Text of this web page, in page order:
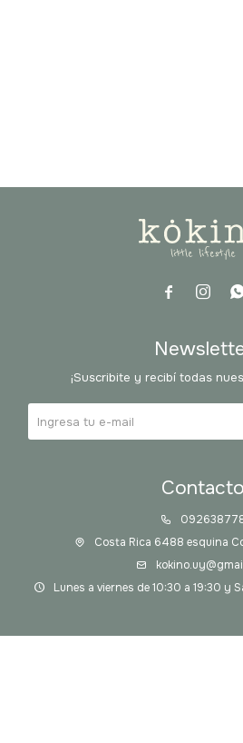
 
Contacto
Costa Rica 6488 esquina
Lunes a viernes de 10:30 a 19:30 y
¡Suscribite y recibí todas